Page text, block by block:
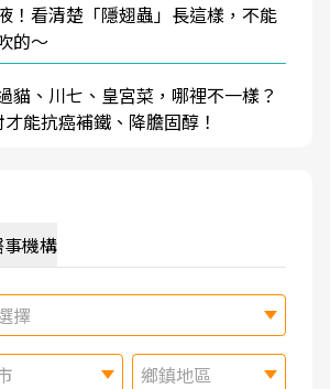
！看清楚「隱翅蟲」長這樣，不能
的～
貓、川七、皇宮菜，哪裡不一樣？
能抗癌補鐵、降膽固醇！
機構
擇
鄉鎮地區